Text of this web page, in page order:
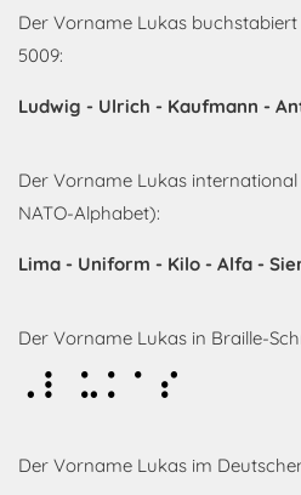
Der Vorname Lukas
5009:
Ludwig - Ulrich - Kaufmann -
Der Vorname Lukas
NATO-Alphabet):
Lima - Uniform - Kilo - Alfa -
Der Vorname Lukas in Braille-
Lukas
Der Vorname Lukas im